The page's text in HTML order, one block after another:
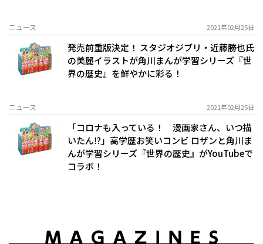
ニュース 2021年02月25日
発売前重版決定！ スタジオジブリ・近藤勝也氏
の美麗イラストが角川まんが学習シリーズ『世
界の歴史』を鮮やかに彩る！
ニュース 2021年02月25日
「コロナも入っている！ 漫画家さん、いつ描
いたん⁉」高学歴お笑いコンビ ロザンと角川ま
んが学習シリーズ『世界の歴史』がYouTubeで
コラボ！